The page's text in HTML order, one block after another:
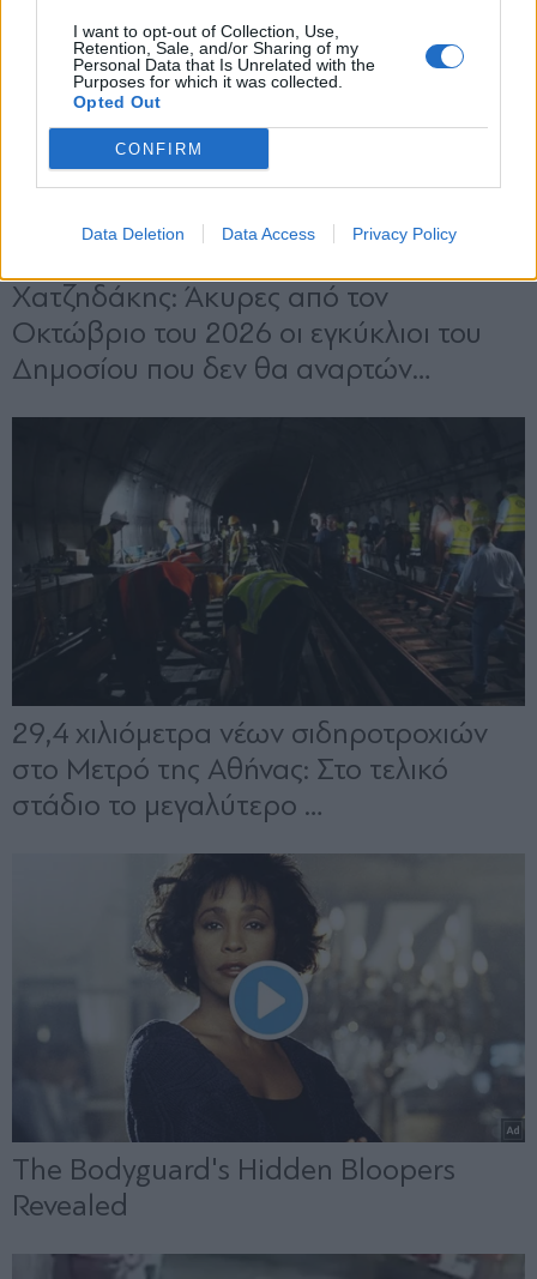
I want to opt-out of Collection, Use,
Retention, Sale, and/or Sharing of my
Personal Data that Is Unrelated with the
Purposes for which it was collected.
Opted Out
CONFIRM
Data Deletion Data Access Privacy Policy
X